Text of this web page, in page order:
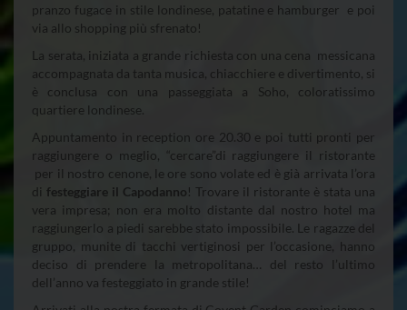
pranzo fugace in stile londinese, patatine e hamburger e poi
via allo shopping più sfrenato!
La serata, iniziata a grande richiesta con una cena messicana
accompagnata da tanta musica, chiacchiere e divertimento, si
è conclusa con una passeggiata a Soho, coloratissimo
quartiere londinese.
Appuntamento in reception ore 20.30 e poi tutti pronti per
raggiungere o meglio, “cercare”di raggiungere il ristorante
per il nostro cenone, le ore sono volate ed è già arrivata l’ora
di festeggiare il Capodanno! Trovare il ristorante è stata una
vera impresa; non era molto distante dal nostro hotel ma
raggiungerlo a piedi sarebbe stato impossibile. Le ragazze del
gruppo, munite di tacchi vertiginosi per l’occasione, hanno
deciso di prendere la metropolitana… del resto l’ultimo
dell’anno va festeggiato in grande stile!